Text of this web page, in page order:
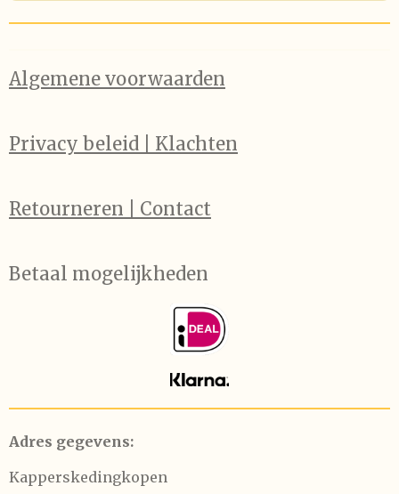
Algemene voorwaarden
Privacy beleid | Klachten
Retourneren | Contact
Betaal mogelijkheden
Adres gegevens:
Kapperskedingkopen